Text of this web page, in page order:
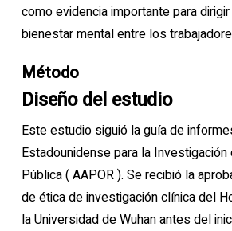
como evidencia importante para
bienestar mental entre los
Método
Diseño del estudio
Este estudio siguió la guía de
Estadounidense para la Investigación
Pública ( AAPOR ). Se recibió la
de ética de investigación clínica del
la Universidad de Wuhan antes del